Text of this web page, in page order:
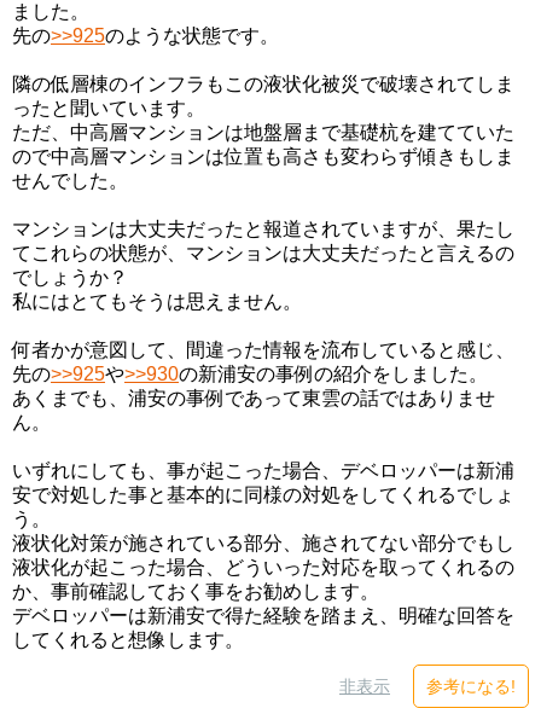
ました。
先の>>925のような状態です。
隣の低層棟のインフラもこの液状化被災で破壊されてしま
ったと聞いています。
ただ、中高層マンションは地盤層まで基礎杭を建てていた
ので中高層マンションは位置も高さも変わらず傾きもしま
せんでした。
マンションは大丈夫だったと報道されていますが、果たし
てこれらの状態が、マンションは大丈夫だったと言えるの
でしょうか？
私にはとてもそうは思えません。
何者かが意図して、間違った情報を流布していると感じ、
先の>>925や>>930の新浦安の事例の紹介をしました。
あくまでも、浦安の事例であって東雲の話ではありませ
ん。
いずれにしても、事が起こった場合、デベロッパーは新浦
安で対処した事と基本的に同様の対処をしてくれるでしょ
う。
液状化対策が施されている部分、施されてない部分でもし
液状化が起こった場合、どういった対応を取ってくれるの
か、事前確認しておく事をお勧めします。
デベロッパーは新浦安で得た経験を踏まえ、明確な回答を
してくれると想像します。
非表示 参考になる!